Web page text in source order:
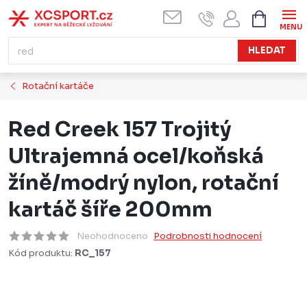
na
obsah
HLEDAT
KOŠÍK
Rotační kartáče
Red Creek 157 Trojitý
Ultrajemná ocel/koňská
žíně/modrý nylon, rotační
kartáč šíře 200mm
Neohodnoceno Podrobnosti hodnocení
Kód produktu: RC_157